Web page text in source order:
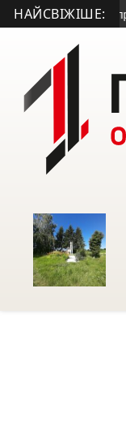
НАЙСВІЖІШЕ: